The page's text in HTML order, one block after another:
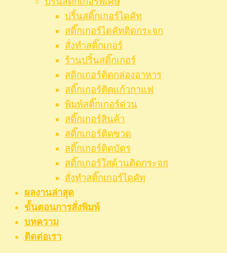
ปริ้นสติ๊กเกอร์ไดคัท
สติ๊กเกอร์ไดคัทติดกระจก
สั่งทำสติ๊กเกอร์
ร้านปริ้นสติ๊กเกอร์
สติกเกอร์ติดกล่องอาหาร
สติ๊กเกอร์ติดแก้วกาแฟ
พิมพ์สติ๊กเกอร์ด่วน
สติ๊กเกอร์สินค้า
สติ๊กเกอร์ติดขวด
สติ๊กเกอร์ติดบัตร
สติ๊กเกอร์ใสด้านติดกระจก
สั่งทําสติ๊กเกอร์ไดคัท
ผลงานล่าสุด
ขั้นตอนการสั่งพิมพ์
บทความ
ติดต่อเรา